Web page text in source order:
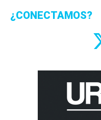
¿CONECTAMOS?